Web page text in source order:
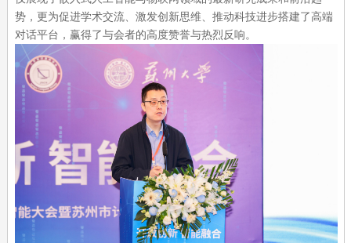
势，更为促进学术交流、激发创新思维、推动科技进步搭建了高端
对话平台，赢得了与会者的高度赞誉与热烈反响。